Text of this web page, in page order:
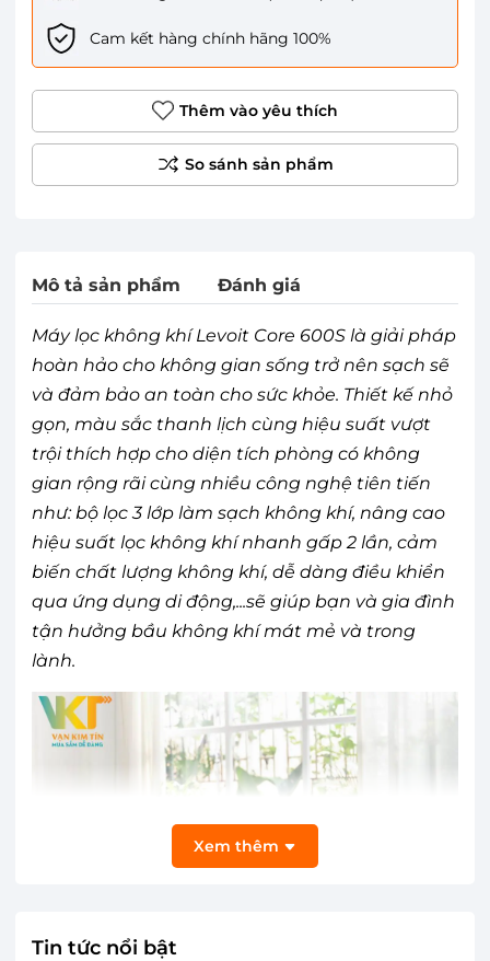
Cam kết hàng chính hãng 100%
Thêm vào yêu thích
Mô tả sản phẩm Đánh giá
Máy lọc không khí Levoit Core 600S là giải pháp
hoàn hảo cho không gian sống trở nên sạch sẽ
và đảm bảo an toàn cho sức khỏe. Thiết kế nhỏ
gọn, màu sắc thanh lịch cùng hiệu suất vượt
trội thích hợp cho diện tích phòng có không
gian rộng rãi cùng nhiều công nghệ tiên tiến
như: bộ lọc 3 lớp làm sạch không khí, nâng cao
hiệu suất lọc không khí nhanh gấp 2 lần, cảm
biến chất lượng không khí, dễ dàng điều khiển
qua ứng dụng di động,...sẽ giúp bạn và gia đình
tận hưởng bầu không khí mát mẻ và trong
lành.
Xem thêm
Tin tức nổi bật